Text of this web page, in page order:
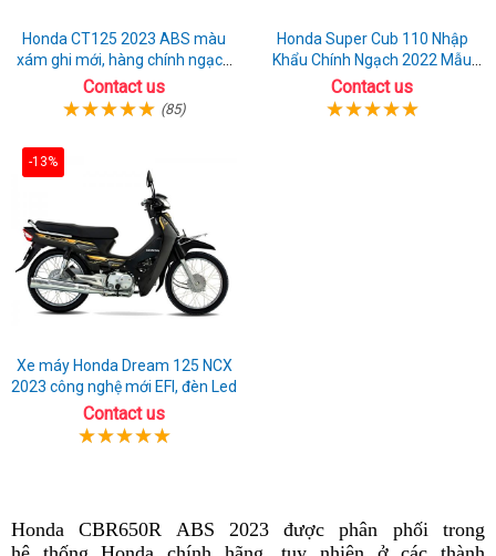
Honda CT125 2023 ABS màu
xám ghi mới, hàng chính ngạch
giá tốt nhất thị trường
Contact us
(85)
Honda Super Cub 110 Nhập
Khẩu Chính Ngạch 2022 Mẫu
Mới
Contact us
-13%
Xe máy Honda Dream 125 NCX
2023 công nghệ mới EFI, đèn Led
Contact us
Honda CBR650R ABS 2023 được phân phối trong